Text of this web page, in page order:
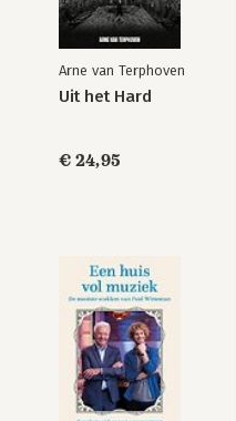
Arne van Terphoven
Uit het Hard
€ 24,95